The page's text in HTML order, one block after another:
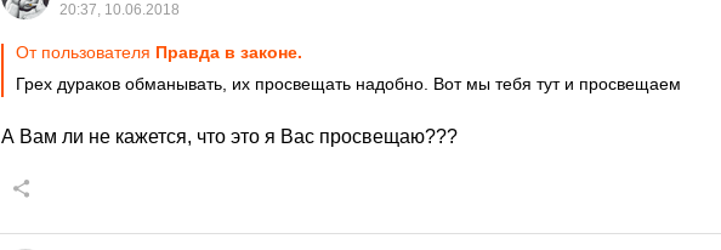
20:37, 10.06.2018
От пользователя Правда в законе.
Грех дураков обманывать, их просвещать надобно. Вот мы тебя тут и просвещаем
А Вам ли не кажется, что это я Вас просвещаю???